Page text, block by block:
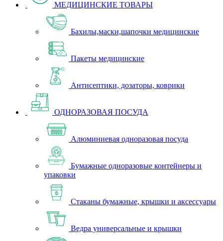
МЕДИЦИНСКИЕ ТОВАРЫ
Бахилы,маски,шапочки медицинские
Пакеты медицинские
Антисептики, дозаторы, коврики
ОДНОРАЗОВАЯ ПОСУДА
Алюминиевая одноразовая посуда
Бумажные одноразовые контейнеры и
упаковки
Стаканы бумажные, крышки и аксессуары
Ведра универсальные и крышки